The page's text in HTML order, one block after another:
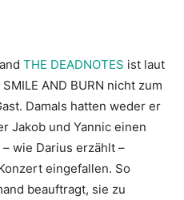
THE DEADNOTES ist laut
AND BURN nicht zum
Damals hatten weder er
Jakob und Yannic einen
wie Darius erzählt –
eingefallen. So
beauftragt, sie zu